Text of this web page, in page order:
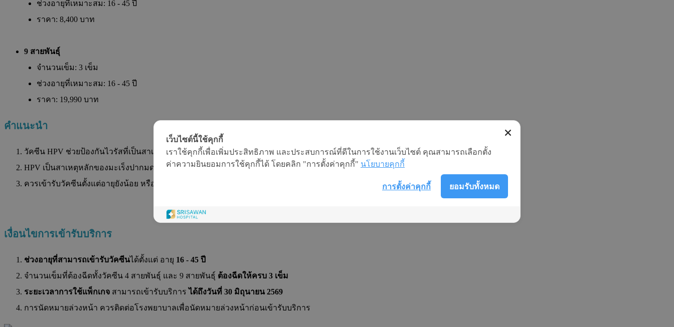
ช่วงอายุที่เหมาะสม: 16 - 45 ปี
ราคา: 8,400 บาท
9 สายพันธุ์
จำนวนเข็ม: 3 เข็ม
ช่วงอายุที่เหมาะสม: 16 - 45 ปี
ราคา: 19,990 บาท
คำแนะนำ
วัคซีน HPV ช่วยป้องกันไวรัสที่เป็นสาเหตุของมะเร็ง
HPV เป็นสาเหตุหลักของมะเร็งปากมดลูก ซึ่งส่งผลให้หญิงไทยเสียชีวิตเฉลี่ย วันละ 14 ราย
ควรเข้ารับวัคซีนตั้งแต่อายุยังน้อย หรือก่อนมีเพศสัมพันธ์เพื่อป้องกันการติดเชื้อ HPV ได้อย่างมีประสิทธิภาพ
เงื่อนไขการเข้ารับบริการ
ช่วงอายุที่สามารถเข้ารับวัคซีนได้ตั้งแต่ อายุ 16 - 45 ปี
จำนวนเข็มที่ต้องฉีดทั้งวัคซีน 4 สายพันธุ์ และ 9 สายพันธุ์ ต้องฉีดให้ครบ 3 เข็ม
ระยะเวลาการใช้แพ็กเกจ สามารถเข้ารับบริการได้ถึงวันที่ 30 มิถุนายน 2569
การนัดหมายล่วงหน้า ควรติดต่อโรงพยาบาลเพื่อนัดหมายล่วงหน้าก่อนเข้ารับบริการ
เว็บไซต์นี้ใช้คุกกี้
เราใช้คุกกี้เพื่อเพิ่มประสิทธิภาพ และประสบการณ์ที่ดีในการใช้งานเว็บไซต์ คุณสามารถเลือกตั้ง
ค่าความยินยอมการใช้คุกกี้ได้ โดยคลิก "การตั้งค่าคุกกี้" นโยบายคุกกี้
ยอมรับทั้งหมด
การตั้งค่าคุกกี้